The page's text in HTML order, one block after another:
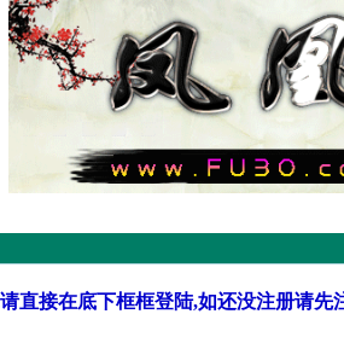
直接在底下框框登陆,如还没注册请先